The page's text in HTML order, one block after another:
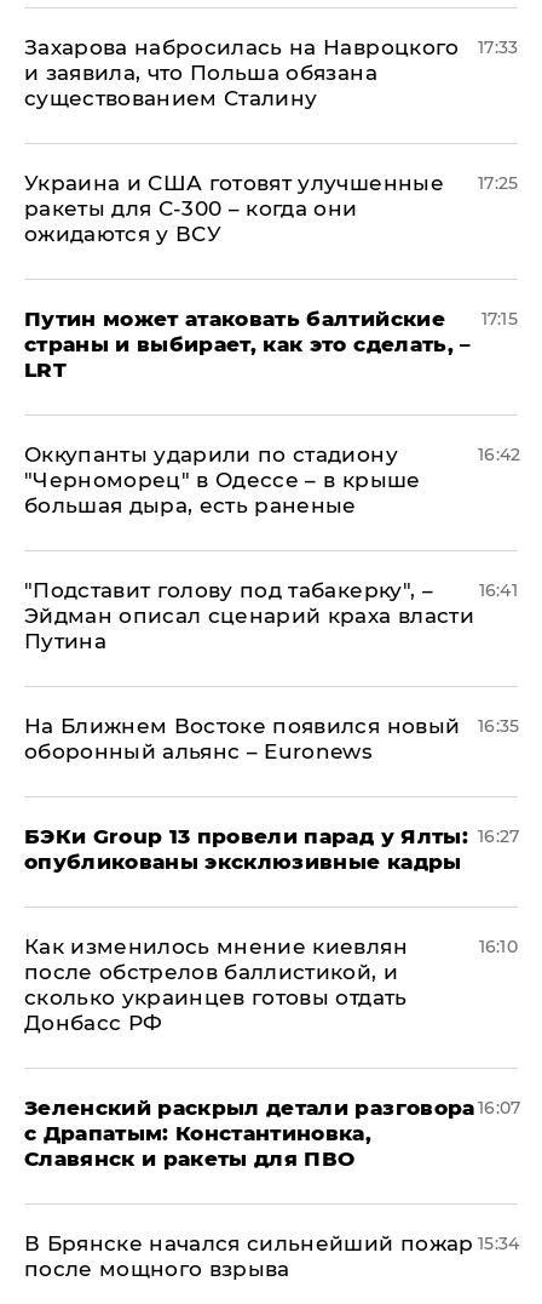
​Захарова набросилась на Навроцкого
и заявила, что Польша обязана
существованием Сталину
17:33
Украина и США готовят улучшенные
ракеты для С-300 – когда они
ожидаются у ВСУ
17:25
Путин может атаковать балтийские
страны и выбирает, как это сделать, –
LRT
17:15
Оккупанты ударили по стадиону
"Черноморец" в Одессе – в крыше
большая дыра, есть раненые
16:42
​"Подставит голову под табакерку", –
Эйдман описал сценарий краха власти
Путина
16:41
На Ближнем Востоке появился новый
оборонный альянс – Euronews
16:35
​БЭКи Group 13 провели парад у Ялты:
опубликованы эксклюзивные кадры
16:27
Как изменилось мнение киевлян
после обстрелов баллистикой, и
сколько украинцев готовы отдать
Донбасс РФ
16:10
​Зеленский раскрыл детали разговора
с Драпатым: Константиновка,
Славянск и ракеты для ПВО
16:07
В Брянске начался сильнейший пожар
после мощного взрыва
15:34